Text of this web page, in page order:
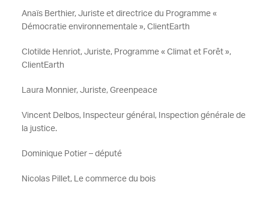
Anaïs Berthier, Juriste et directrice du Programme «
Démocratie environnementale », ClientEarth
Clotilde Henriot, Juriste, Programme « Climat et Forêt »,
ClientEarth
Laura Monnier, Juriste, Greenpeace
Vincent Delbos, Inspecteur général, Inspection générale de
la justice.
Dominique Potier – député
Nicolas Pillet, Le commerce du bois